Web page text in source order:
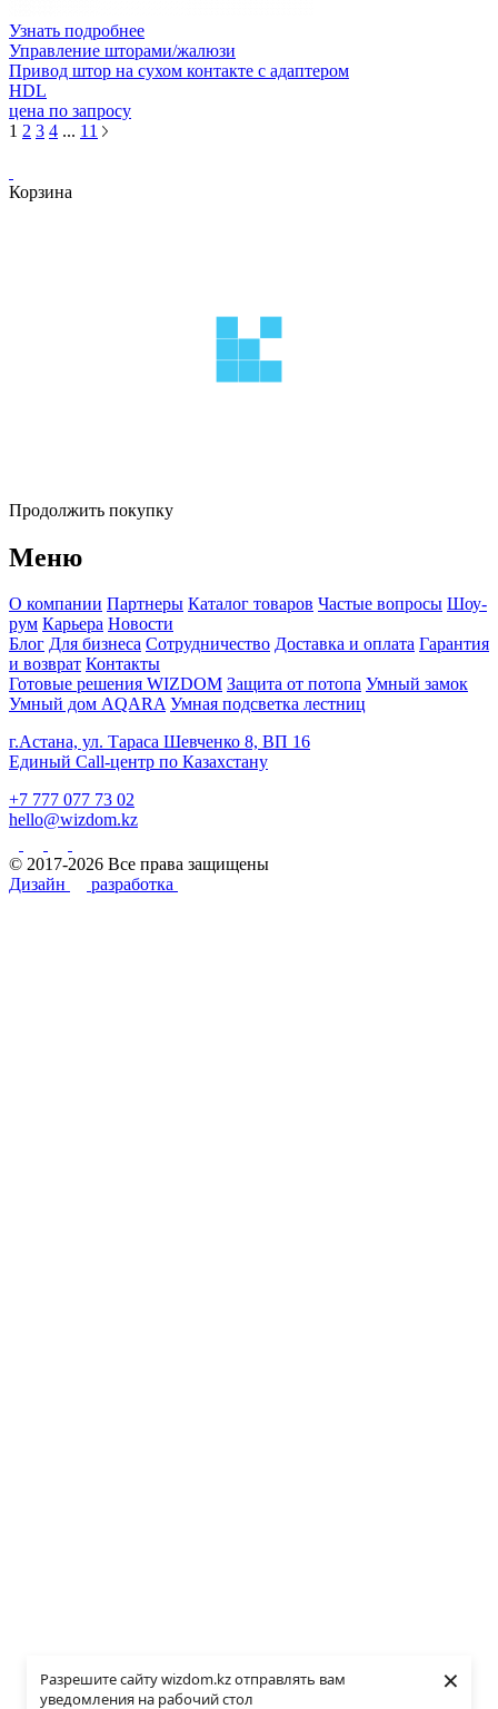
Разрешите сайту wizdom.kz отправлять вам
уведомления на рабочий стол
×
Узнать подробнее
Управление шторами/жалюзи
Привод штор на сухом контакте с адаптером
HDL
цена по запросу
1 2 3 4 ... 11
Корзина
Продолжить покупку
Меню
О компании Партнеры Каталог товаров Частые вопросы Шоу-
рум Карьера Новости
Блог Для бизнеса Сотрудничество Доставка и оплата Гарантия
и возврат Контакты
Готовые решения WIZDOM Защита от потопа Умный замок
Умный дом AQARA Умная подсветка лестниц
г.Астана, ул. Тараса Шевченко 8, ВП 16
Единый Call-центр по Казахстану
+7 777 077 73 02
hello@wizdom.kz
© 2017-2026 Все права защищены
Дизайн
разработка